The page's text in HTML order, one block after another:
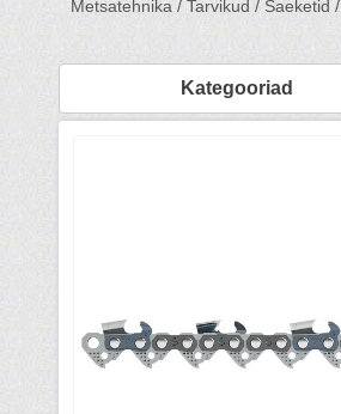
Metsatehnika / Tarvikud / Saeketid /
Kategooriad